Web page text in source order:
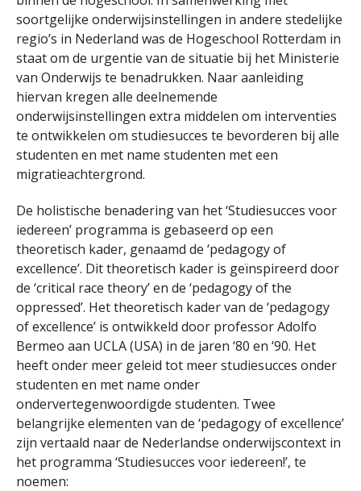
soortgelijke onderwijsinstellingen in andere stedelijke
regio’s in Nederland was de Hogeschool Rotterdam in
staat om de urgentie van de situatie bij het Ministerie
van Onderwijs te benadrukken. Naar aanleiding
hiervan kregen alle deelnemende
onderwijsinstellingen extra middelen om interventies
te ontwikkelen om studiesucces te bevorderen bij alle
studenten en met name studenten met een
migratieachtergrond.
De holistische benadering van het ‘Studiesucces voor
iedereen’ programma is gebaseerd op een
theoretisch kader, genaamd de ‘pedagogy of
excellence’. Dit theoretisch kader is geïnspireerd door
de ‘critical race theory’ en de ‘pedagogy of the
oppressed’. Het theoretisch kader van de ‘pedagogy
of excellence’ is ontwikkeld door professor Adolfo
Bermeo aan UCLA (USA) in de jaren ‘80 en ‘90. Het
heeft onder meer geleid tot meer studiesucces onder
studenten en met name onder
ondervertegenwoordigde studenten. Twee
belangrijke elementen van de ‘pedagogy of excellence’
zijn vertaald naar de Nederlandse onderwijscontext in
het programma ‘Studiesucces voor iedereen!’, te
noemen: